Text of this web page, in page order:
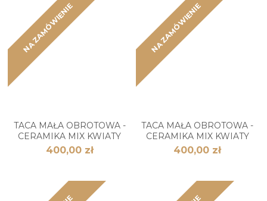
NA ZAMÓWIENIE
TACA MAŁA OBROTOWA -
CERAMIKA MIX KWIATY
400,00 zł
NA ZAMÓWIENIE
TACA MAŁA OBROTOWA -
CERAMIKA MIX KWIATY
400,00 zł